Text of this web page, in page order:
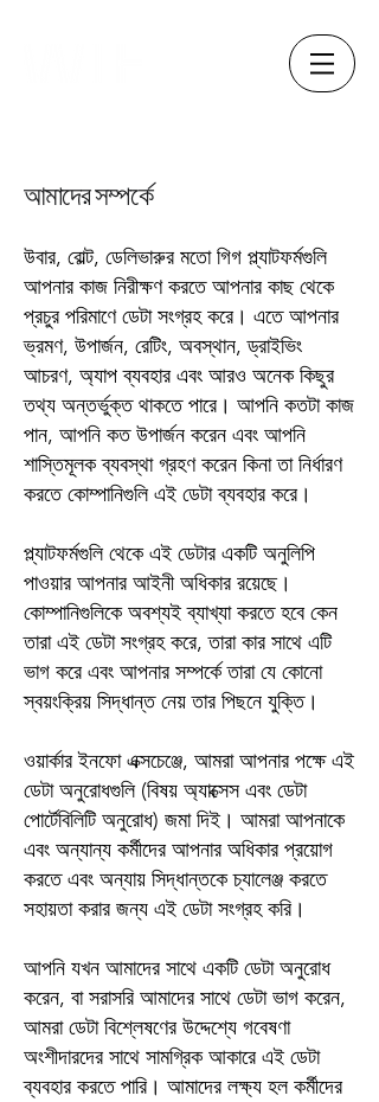
আমাদের সম্পর্কে
উবার, বোল্ট, ডেলিভারুর মতো গিগ প্ল্যাটফর্মগুলি
আপনার কাজ নিরীক্ষণ করতে আপনার কাছ থেকে
প্রচুর পরিমাণে ডেটা সংগ্রহ করে। এতে আপনার
ভ্রমণ, উপার্জন, রেটিং, অবস্থান, ড্রাইভিং
আচরণ, অ্যাপ ব্যবহার এবং আরও অনেক কিছুর
তথ্য অন্তর্ভুক্ত থাকতে পারে। আপনি কতটা কাজ
পান, আপনি কত উপার্জন করেন এবং আপনি
শাস্তিমূলক ব্যবস্থা গ্রহণ করেন কিনা তা নির্ধারণ
করতে কোম্পানিগুলি এই ডেটা ব্যবহার করে।
প্ল্যাটফর্মগুলি থেকে এই ডেটার একটি অনুলিপি
পাওয়ার আপনার আইনী অধিকার রয়েছে।
কোম্পানিগুলিকে অবশ্যই ব্যাখ্যা করতে হবে কেন
তারা এই ডেটা সংগ্রহ করে, তারা কার সাথে এটি
ভাগ করে এবং আপনার সম্পর্কে তারা যে কোনো
স্বয়ংক্রিয় সিদ্ধান্ত নেয় তার পিছনে যুক্তি।
ওয়ার্কার ইনফো এক্সচেঞ্জে, আমরা আপনার পক্ষে এই
ডেটা অনুরোধগুলি (বিষয় অ্যাক্সেস এবং ডেটা
পোর্টেবিলিটি অনুরোধ) জমা দিই। আমরা আপনাকে
এবং অন্যান্য কর্মীদের আপনার অধিকার প্রয়োগ
করতে এবং অন্যায় সিদ্ধান্তকে চ্যালেঞ্জ করতে
সহায়তা করার জন্য এই ডেটা সংগ্রহ করি।
আপনি যখন আমাদের সাথে একটি ডেটা অনুরোধ
করেন, বা সরাসরি আমাদের সাথে ডেটা ভাগ করেন,
আমরা ডেটা বিশ্লেষণের উদ্দেশ্যে গবেষণা
অংশীদারদের সাথে সামগ্রিক আকারে এই ডেটা
ব্যবহার করতে পারি। আমাদের লক্ষ্য হল কর্মীদের